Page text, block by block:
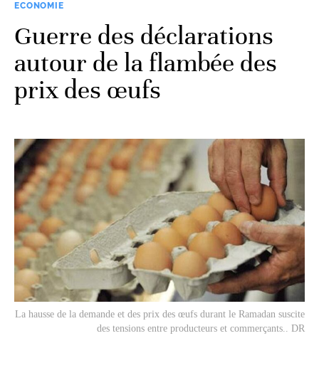
ECONOMIE
Guerre des déclarations
autour de la flambée des
prix des œufs
La hausse de la demande et des prix des œufs durant le Ramadan suscite
des tensions entre producteurs et commerçants.. DR